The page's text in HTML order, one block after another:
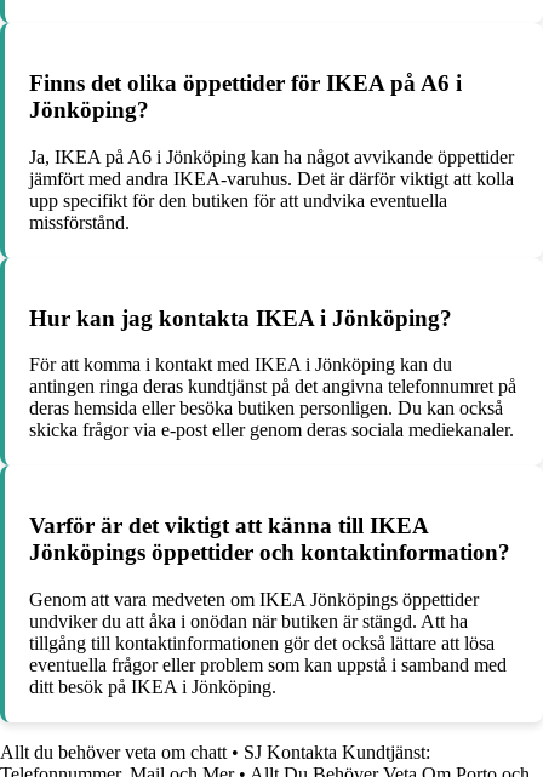
Finns det olika öppettider för IKEA på A6 i
Jönköping?
Ja, IKEA på A6 i Jönköping kan ha något avvikande öppettider
jämfört med andra IKEA-varuhus. Det är därför viktigt att kolla
upp specifikt för den butiken för att undvika eventuella
missförstånd.
Hur kan jag kontakta IKEA i Jönköping?
För att komma i kontakt med IKEA i Jönköping kan du
antingen ringa deras kundtjänst på det angivna telefonnumret på
deras hemsida eller besöka butiken personligen. Du kan också
skicka frågor via e-post eller genom deras sociala mediekanaler.
Varför är det viktigt att känna till IKEA
Jönköpings öppettider och kontaktinformation?
Genom att vara medveten om IKEA Jönköpings öppettider
undviker du att åka i onödan när butiken är stängd. Att ha
tillgång till kontaktinformationen gör det också lättare att lösa
eventuella frågor eller problem som kan uppstå i samband med
ditt besök på IKEA i Jönköping.
Allt du behöver veta om chatt • SJ Kontakta Kundtjänst: